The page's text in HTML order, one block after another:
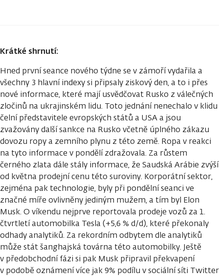
Krátké shrnutí:
Hned první seance nového týdne se v zámoří vydařila a
všechny 3 hlavní indexy si připsaly ziskový den, a to i přes
nové informace, které mají usvědčovat Rusko z válečných
zločinů na ukrajinském lidu. Toto jednání nenechalo v klidu
čelní představitele evropských států a USA a jsou
zvažovány další sankce na Rusko včetně úplného zákazu
dovozu ropy a zemního plynu z této země. Ropa v reakci
na tyto informace v pondělí zdražovala. Za růstem
černého zlata dále stály informace, že Saudská Arábie zvýší
od května prodejní cenu této suroviny. Korporátní sektor,
zejména pak technologie, byly při pondělní seanci ve
značné míře ovlivněny jediným mužem, a tím byl Elon
Musk. O víkendu nejprve reportovala prodeje vozů za 1.
čtvrtletí automobilka Tesla (+5,6 % d/d), které překonaly
odhady analytiků. Za rekordním odbytem dle analytiků
může stát šanghajská továrna této automobilky. Ještě
v předobchodní fázi si pak Musk připravil překvapení
v podobě oznámení více jak 9% podílu v sociální síti Twitter